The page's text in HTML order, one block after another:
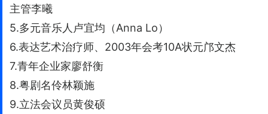
主管李曦
5.多元音乐人卢宜均（Anna Lo）
6.表达艺术治疗师、2003年会考10A状元邝文杰
7.青年企业家廖舒衡
8.粤剧名伶林颖施
9.立法会议员黄俊硕